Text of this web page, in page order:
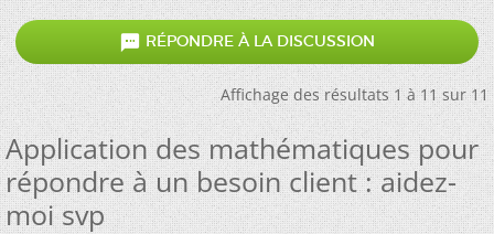
 RÉPONDRE À LA DISCUSSION
Affichage des résultats 1 à 11 sur 11
Application des mathématiques pour
répondre à un besoin client : aidez-
moi svp